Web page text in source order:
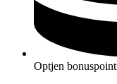
Optjen bonuspoint